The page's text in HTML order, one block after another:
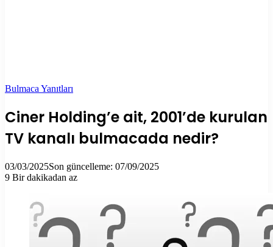
Bulmaca Yanıtları
Ciner Holding’e ait, 2001’de kurulan
TV kanalı bulmacada nedir?
03/03/2025Son güncelleme: 07/09/2025
9 Bir dakikadan az